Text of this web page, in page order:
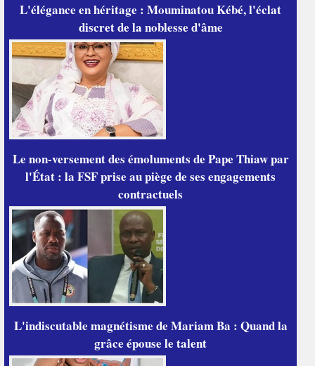
L'élégance en héritage : Mouminatou Kébé, l'éclat
discret de la noblesse d'âme
Le non-versement des émoluments de Pape Thiaw par
l'État : la FSF prise au piège de ses engagements
contractuels
L'indiscutable magnétisme de Mariam Ba : Quand la
grâce épouse le talent